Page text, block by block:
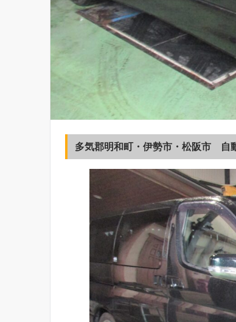
多気郡明和町・伊勢市・松阪市 自